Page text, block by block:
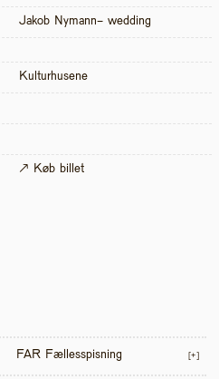
Jakob Nymann- wedding
Kulturhusene
↗ Køb billet
FAR Fællesspisning [+]